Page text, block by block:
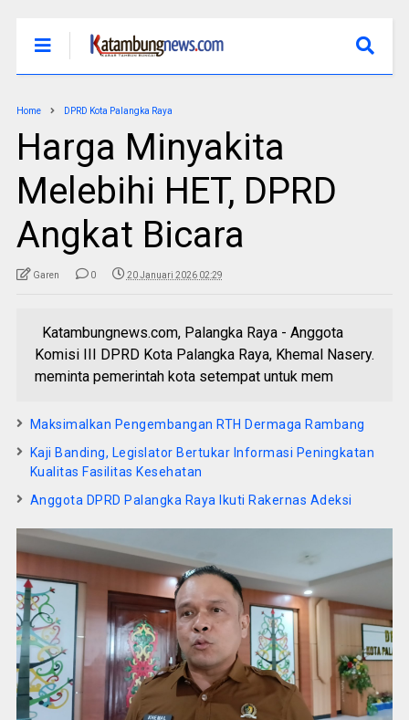
Home DPRD Kota Palangka Raya
Harga Minyakita
Melebihi HET, DPRD
Angkat Bicara
Garen 0 20 Januari 2026 02:29
Katambungnews.com, Palangka Raya - Anggota
Komisi III DPRD Kota Palangka Raya, Khemal Nasery.
meminta pemerintah kota setempat untuk mem
Maksimalkan Pengembangan RTH Dermaga Rambang
Kaji Banding, Legislator Bertukar Informasi Peningkatan
Kualitas Fasilitas Kesehatan
Anggota DPRD Palangka Raya Ikuti Rakernas Adeksi